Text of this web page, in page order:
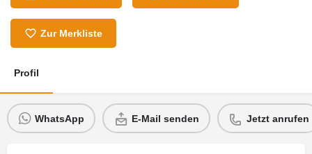
Zur Merkliste
Profil
WhatsApp E-Mail senden Jetzt anrufen